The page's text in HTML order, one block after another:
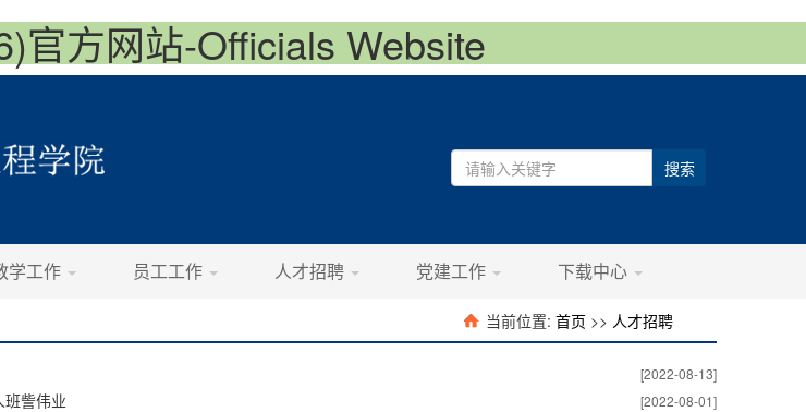
官方网站-Officials Website
搜索
学工作 员工工作 人才招聘 党建工作 下载中心
当前位置: 首页 >> 人才招聘
[2022-08-13]
[2022-08-01]
訾伟​业